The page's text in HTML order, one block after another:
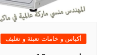
أكياس و خامات تعبئة و تغليف